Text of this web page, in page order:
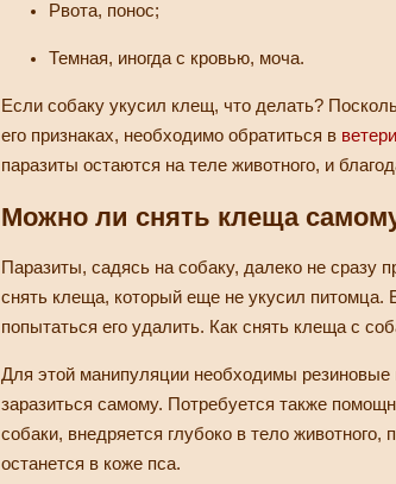
Рвота, понос;
Темная, иногда с кровью, моча.
Если собаку укусил клещ, что делать?
его признаках, необходимо обратиться в
паразиты остаются на теле животного, и
Можно ли снять клеща
Паразиты, садясь на собаку, далеко не сразу
снять клеща, который еще не укусил
попытаться его удалить. Как снять клеща с
Для этой манипуляции необходимы
заразиться самому. Потребуется также
собаки, внедряется глубоко в тело
останется в коже пса.